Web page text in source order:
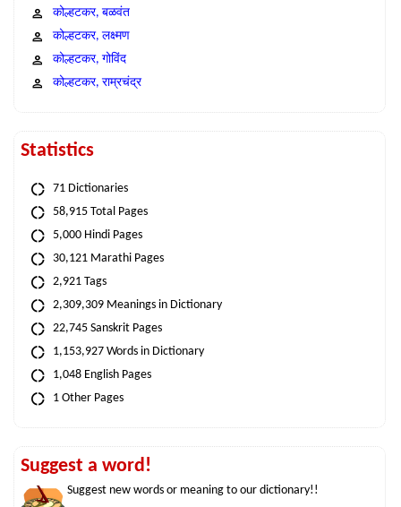
कोल्हटकर, बळवंत
कोल्हटकर, लक्ष्मण
कोल्हटकर, गोविंद
कोल्हटकर, राम्रचंद्र
Statistics
71 Dictionaries
58,915 Total Pages
5,000 Hindi Pages
30,121 Marathi Pages
2,921 Tags
2,309,309 Meanings in Dictionary
22,745 Sanskrit Pages
1,153,927 Words in Dictionary
1,048 English Pages
1 Other Pages
Suggest a word!
Suggest new words or meaning to our dictionary!!